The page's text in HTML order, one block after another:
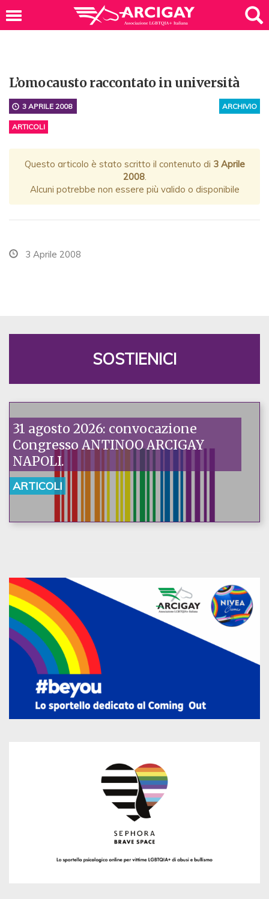
L’omocausto raccontato in università
ARCHIVIO
3 APRILE 2008
ARTICOLI
Questo articolo è stato scritto il contenuto di 3 Aprile
2008.
Alcuni potrebbe non essere più valido o disponibile
3 Aprile 2008
SOSTIENICI
31 agosto 2026: convocazione
Congresso ANTINOO ARCIGAY
NAPOLI.
ARTICOLI